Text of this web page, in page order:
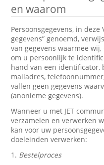
en waarom
Persoonsgegevens, in deze
gegevens” genoemd,
van gegevens waarmee
om u persoonlijk te
hand van een identificator,
mailadres,
vallen geen gegevens
(anonieme gegevens).
Wanneer u met JET
verzamelen en verwerken
kan voor uw
doeleinden verwerken:
1. Bestelproces